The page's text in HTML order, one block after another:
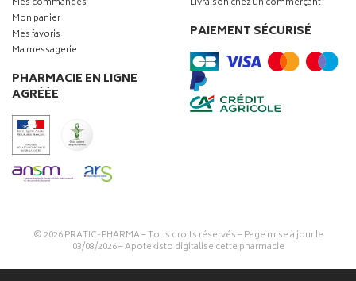
Mon panier
Mes favoris
Ma messagerie
PHARMACIE EN LIGNE
AGRÉÉE
PAIEMENT SÉCURISÉ
© 2026PRATIC-PHARMA– Tous droits réservés – Page mise à jour le
03/08/2026 –Apotekisto digitalise cette pharmacie